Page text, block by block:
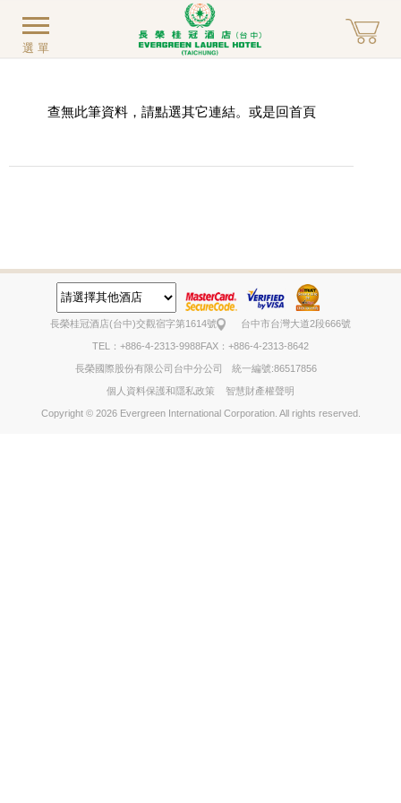
選單
查無此筆資料，請點選其它連結。或是回首頁
長榮桂冠酒店(台中)交觀宿字第1614號 台中市台灣大道2段666號
TEL：+886-4-2313-9988FAX：+886-4-2313-8642
長榮國際股份有限公司台中分公司 統一編號:86517856
個人資料保護和隱私政策 智慧財產權聲明
Copyright © 2026 Evergreen International Corporation. All rights reserved.